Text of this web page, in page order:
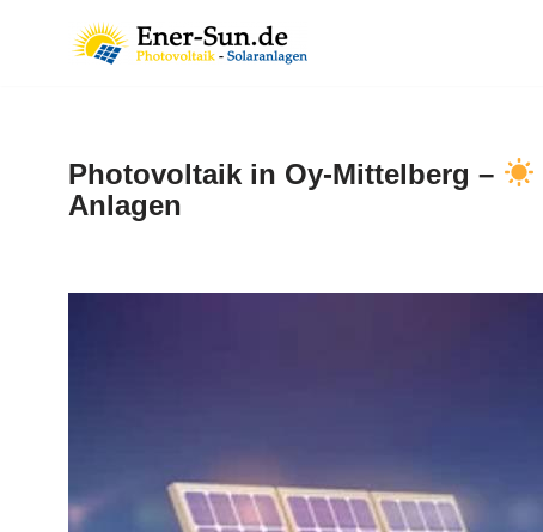
Photovoltaik in Oy-Mittelberg –
Anlagen